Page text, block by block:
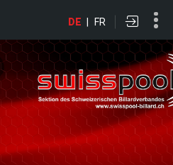
DE | FR